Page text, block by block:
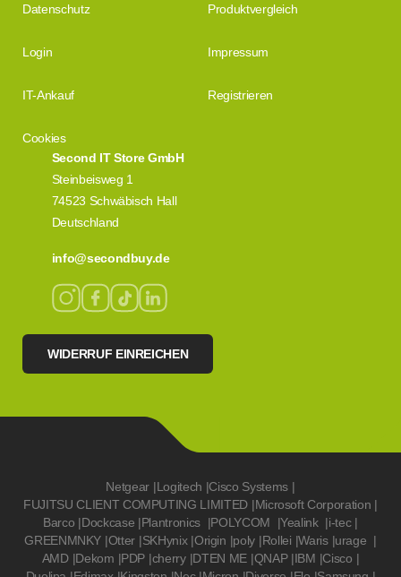
Second IT Store GmbH
Steinbeisweg 1
74523 Schwäbisch Hall
Deutschland
info@secondbuy.de
WIDERRUF EINREICHEN
Datenschutz Produktvergleich
Login Impressum
IT-Ankauf Registrieren
Cookies
Netgear |Logitech |Cisco Systems |
FUJITSU CLIENT COMPUTING LIMITED |Microsoft Corporation |
Barco |Dockcase |Plantronics |POLYCOM |Yealink |i-tec |
GREENMNKY |Otter |SKHynix |Origin |poly |Rollei |Waris |urage |
AMD |Dekom |PDP |cherry |DTEN ME |QNAP |IBM |Cisco |